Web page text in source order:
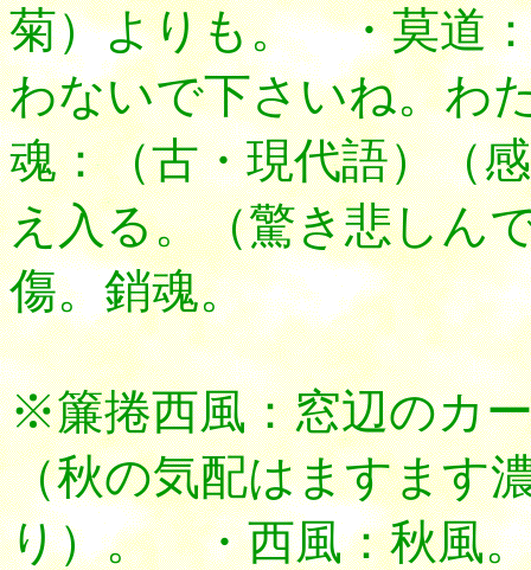
菊）よりも。 ・莫道
わないで下さいね。
魂：（古・現代語）（
え入る。（驚き悲しん
傷。銷魂。
※簾捲西風：窓辺のカ
（秋の気配はますます
り）。 ・西風：秋風。